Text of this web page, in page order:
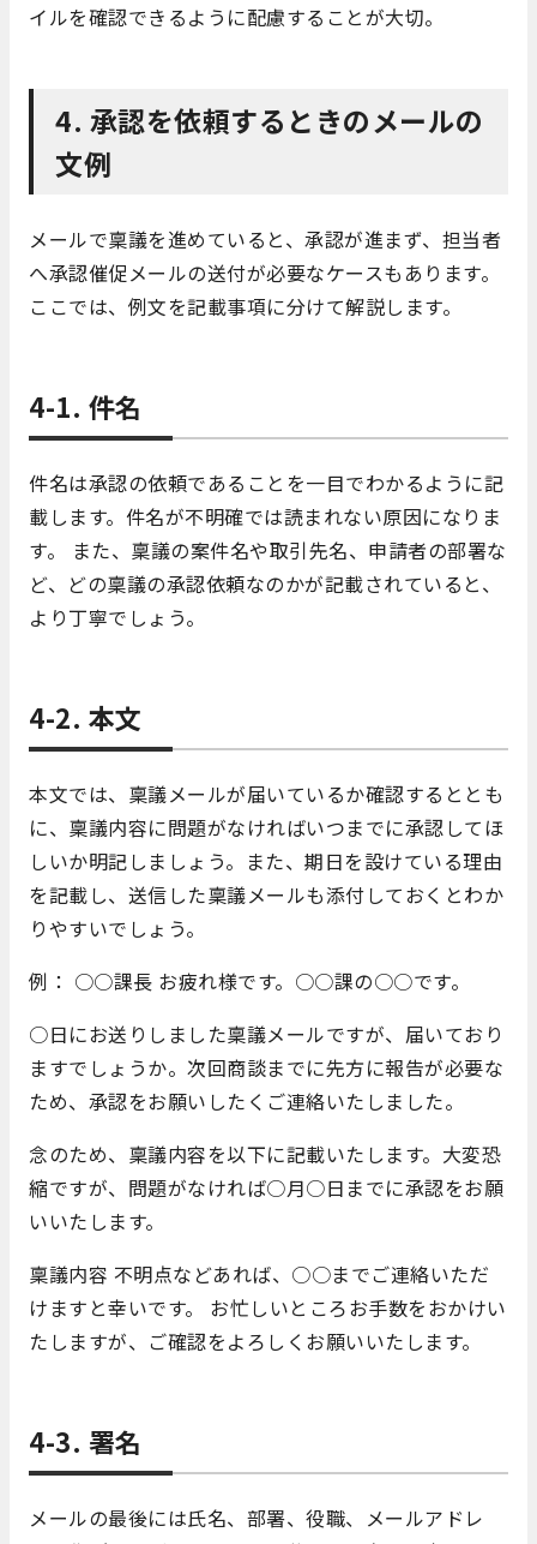
イルを確認できるように配慮することが大切。
4. 承認を依頼するときのメールの
文例
メールで稟議を進めていると、承認が進まず、担当者
へ承認催促メールの送付が必要なケースもあります。
ここでは、例文を記載事項に分けて解説します。
4-1. 件名
件名は承認の依頼であることを一目でわかるように記
載します。件名が不明確では読まれない原因になりま
す。 また、稟議の案件名や取引先名、申請者の部署な
ど、どの稟議の承認依頼なのかが記載されていると、
より丁寧でしょう。
4-2. 本文
本文では、稟議メールが届いているか確認するととも
に、稟議内容に問題がなければいつまでに承認してほ
しいか明記しましょう。また、期日を設けている理由
を記載し、送信した稟議メールも添付しておくとわか
りやすいでしょう。
例： ○○課長 お疲れ様です。○○課の○○です。
○日にお送りしました稟議メールですが、届いており
ますでしょうか。次回商談までに先方に報告が必要な
ため、承認をお願いしたくご連絡いたしました。
念のため、稟議内容を以下に記載いたします。大変恐
縮ですが、問題がなければ○月○日までに承認をお願
いいたします。
稟議内容 不明点などあれば、○○までご連絡いただ
けますと幸いです。 お忙しいところお手数をおかけい
たしますが、ご確認をよろしくお願いいたします。
4-3. 署名
メールの最後には氏名、部署、役職、メールアドレ